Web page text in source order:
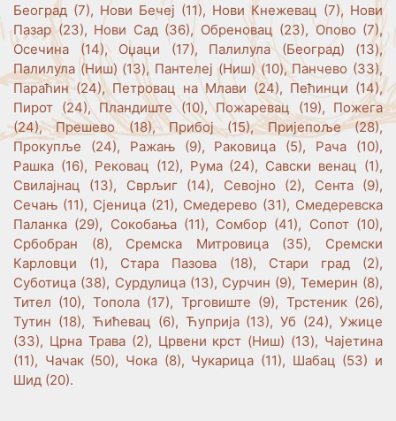
Београд (7), Нови Бечеј (11), Нови Кнежевац (7), Нови
Пазар (23), Нови Сад (36), Обреновац (23), Опово (7),
Осечина (14), Оџаци (17), Палилула (Београд) (13),
Палилула (Ниш) (13), Пантелеј (Ниш) (10), Панчево (33),
Параћин (24), Петровац на Млави (24), Пећинци (14),
Пирот (24), Пландиште (10), Пожаревац (19), Пожега
(24), Прешево (18), Прибој (15), Пријепоље (28),
Прокупље (24), Ражањ (9), Раковица (5), Рача (10),
Рашка (16), Рековац (12), Рума (24), Савски венац (1),
Свилајнац (13), Сврљиг (14), Севојно (2), Сента (9),
Сечањ (11), Сјеница (21), Смедерево (31), Смедеревска
Паланка (29), Сокобања (11), Сомбор (41), Сопот (10),
Србобран (8), Сремска Митровица (35), Сремски
Карловци (1), Стара Пазова (18), Стари град (2),
Суботица (38), Сурдулица (13), Сурчин (9), Темерин (8),
Тител (10), Топола (17), Трговиште (9), Трстеник (26),
Тутин (18), Ћићевац (6), Ћуприја (13), Уб (24), Ужице
(33), Црна Трава (2), Црвени крст (Ниш) (13), Чајетина
(11), Чачак (50), Чока (8), Чукарица (11), Шабац (53) и
Шид (20).